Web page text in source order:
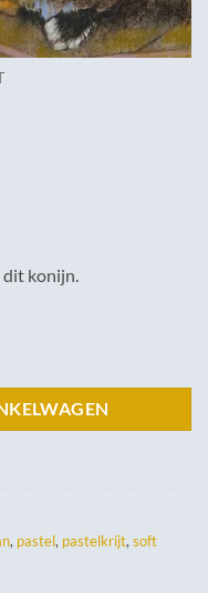
konijn.
, pastel, pastelkrijt, soft